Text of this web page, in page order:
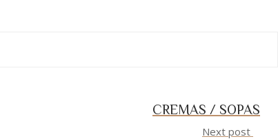
CREMAS / SOPAS
Next post